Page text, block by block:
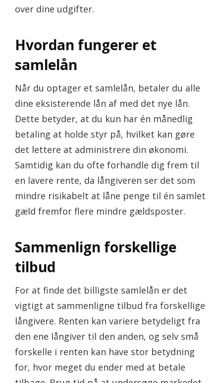
over dine udgifter.
Hvordan fungerer et
samlelån
Når du optager et samlelån, betaler du alle
dine eksisterende lån af med det nye lån.
Dette betyder, at du kun har én månedlig
betaling at holde styr på, hvilket kan gøre
det lettere at administrere din økonomi.
Samtidig kan du ofte forhandle dig frem til
en lavere rente, da långiveren ser det som
mindre risikabelt at låne penge til én samlet
gæld fremfor flere mindre gældsposter.
Sammenlign forskellige
tilbud
For at finde det billigste samlelån er det
vigtigt at sammenligne tilbud fra forskellige
långivere. Renten kan variere betydeligt fra
den ene långiver til den anden, og selv små
forskelle i renten kan have stor betydning
for, hvor meget du ender med at betale